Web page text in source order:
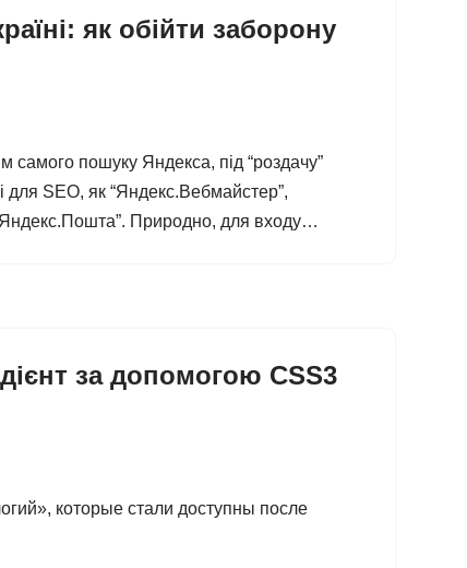
як обійти заборону
самого пошуку Яндекса, під “роздачу”
для SEO, як “Яндекс.Вебмайстер”,
“Яндекс.Пошта”. Природно, для входу…
за допомогою CSS3
которые стали доступны после